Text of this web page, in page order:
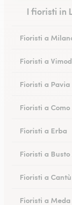
I fioristi in
Fioristi a
Fioristi a
Fioristi a Pavia
Fioristi a Como
Fioristi a Erba
Fioristi a
Fioristi a Cantù
Fioristi a Meda